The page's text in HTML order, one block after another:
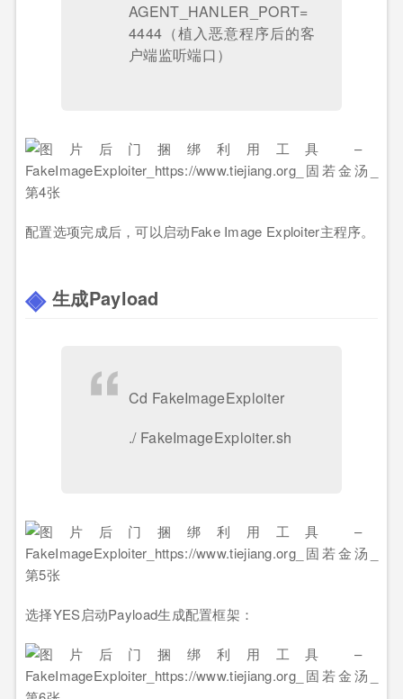
AGENT_HANLER_PORT=
4444（植入恶意程序后的客
户端监听端口）
配置选项完成后，可以启动Fake Image Exploiter主程序。
生成Payload
Cd FakeImageExploiter
./ FakeImageExploiter.sh
选择YES启动Payload生成配置框架：